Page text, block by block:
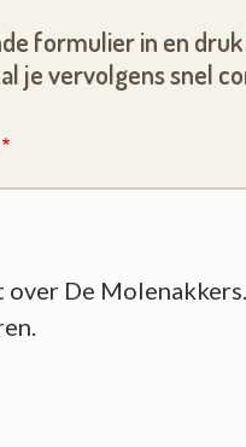
formulier in en
je vervolgens snel